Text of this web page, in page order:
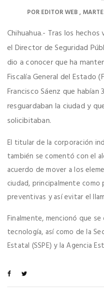
POREDITOR WEB
Chihuahua.- Tras los
el Director de Seguridad
dio a conocer que ha
Fiscalía General del Estado
Francisco Sáenz que
resguardaban la ciudad y
solicibitaban.
El titular de la corporación
también se comentó con el
acuerdo de mover a los
ciudad, principalmente como
preventivas y así evitar el
Finalmente, mencionó que
tecnología, así como de la
Estatal (SSPE) y la Agencia